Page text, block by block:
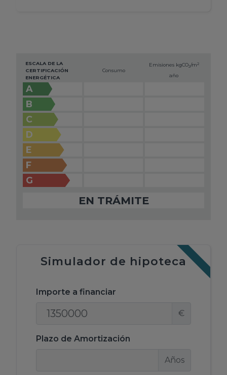
ESCALA DE LA
CERTIFICACIÓN
ENERGÉTICA
Consumo
Emisiones kgCO2/m2
año
A
B
C
D
E
F
G
EN TRÁMITE
Simulador de hipoteca
Importe a financiar
€
Plazo de Amortización
Años